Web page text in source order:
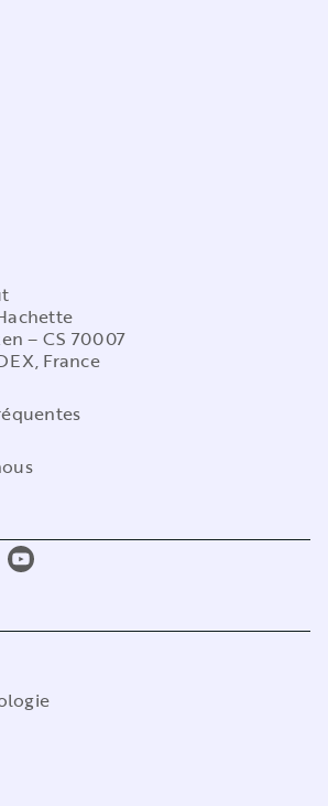
– CS 70007
France